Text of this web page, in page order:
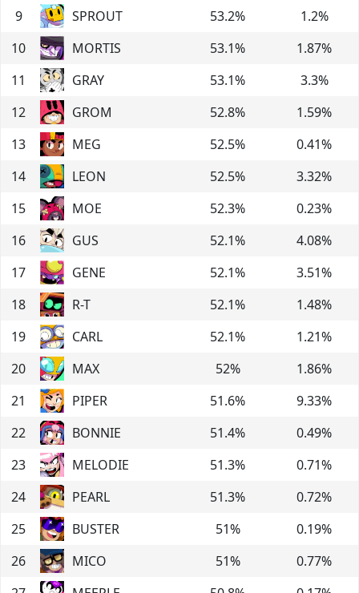
9
SPROUT 53.2% 1.2%
10
MORTIS 53.1% 1.87%
11
GRAY 53.1% 3.3%
12
GROM 52.8% 1.59%
13
MEG 52.5% 0.41%
14
LEON 52.5% 3.32%
15
MOE 52.3% 0.23%
16
GUS 52.1% 4.08%
17
GENE 52.1% 3.51%
18
R-T 52.1% 1.48%
19
CARL 52.1% 1.21%
20
MAX 52% 1.86%
21
PIPER 51.6% 9.33%
22
BONNIE 51.4% 0.49%
23
MELODIE 51.3% 0.71%
24
PEARL 51.3% 0.72%
25
BUSTER 51% 0.19%
26
MICO 51% 0.77%